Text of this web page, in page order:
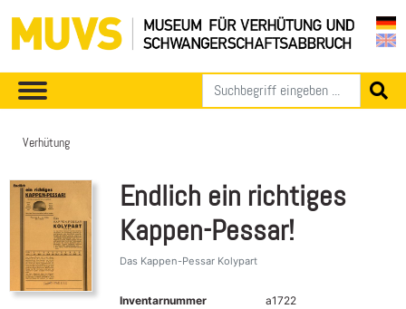
Verhütung
Endlich ein richtiges
Kappen-Pessar!
Das Kappen-Pessar Kolypart
Inventarnummer
a1722